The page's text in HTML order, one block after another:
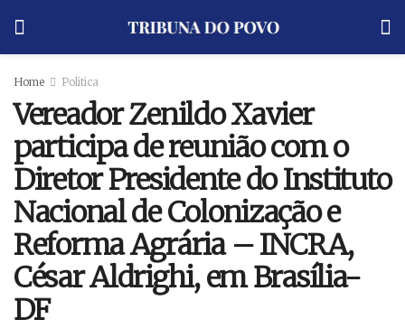
Home Politica
Vereador Zenildo Xavier
participa de reunião com o
Diretor Presidente do Instituto
Nacional de Colonização e
Reforma Agrária – INCRA,
César Aldrighi, em Brasília-
DF